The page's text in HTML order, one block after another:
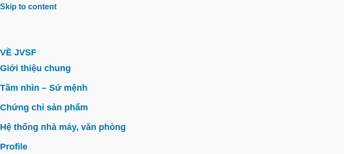
Skip to content
VỀ JVSF
Giới thiệu chung
Tầm nhìn – Sứ mệnh
Chứng chỉ sản phẩm
Hệ thống nhà máy, văn phòng
Profile